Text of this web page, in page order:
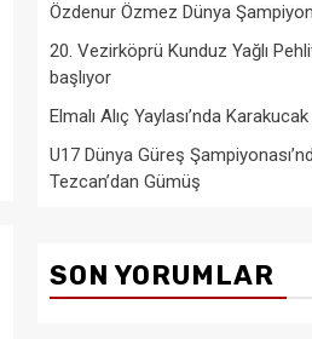
Özdenur Özmez Dünya
20. Vezirköprü Kunduz Yağlı
başlıyor
Elmalı Alıç Yaylası’nda
U17 Dünya Güreş
Tezcan’dan Gümüş
SON YORUMLAR